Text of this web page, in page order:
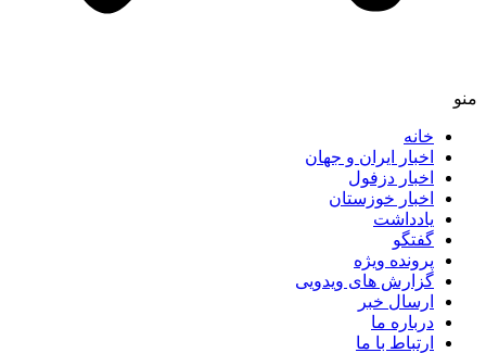
منو
خانه
اخبار ایران و جهان
اخبار دزفول
اخبار خوزستان
یادداشت
گفتگو
پرونده ویژه
گزارش های ویدویی
ارسال خبر
درباره ما
ارتباط با ما